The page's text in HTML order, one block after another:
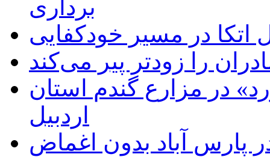
برداری
در مسیر خودکفایی
را زودتر پیر می‌کند
در مزارع گندم استان
اردبیل
پارس آباد بدون اغماض